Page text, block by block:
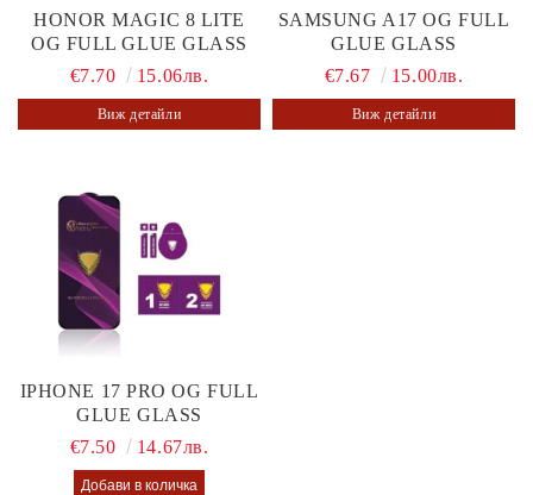
HONOR MAGIC 8 LITE
OG FULL GLUE GLASS
€7.70
15.06лв.
Виж детайли
SAMSUNG A17 OG FULL
GLUE GLASS
€7.67
15.00лв.
Виж детайли
IPHONE 17 PRO OG FULL
GLUE GLASS
€7.50
14.67лв.